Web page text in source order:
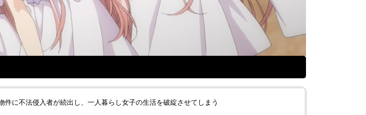
件に不法侵入者が続出し、一人暮らし女子の生活を破綻させてしまう